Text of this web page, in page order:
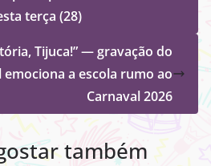
terça (28)
Tijuca!” — gravação do
a escola rumo ao
Carnaval 2026
também